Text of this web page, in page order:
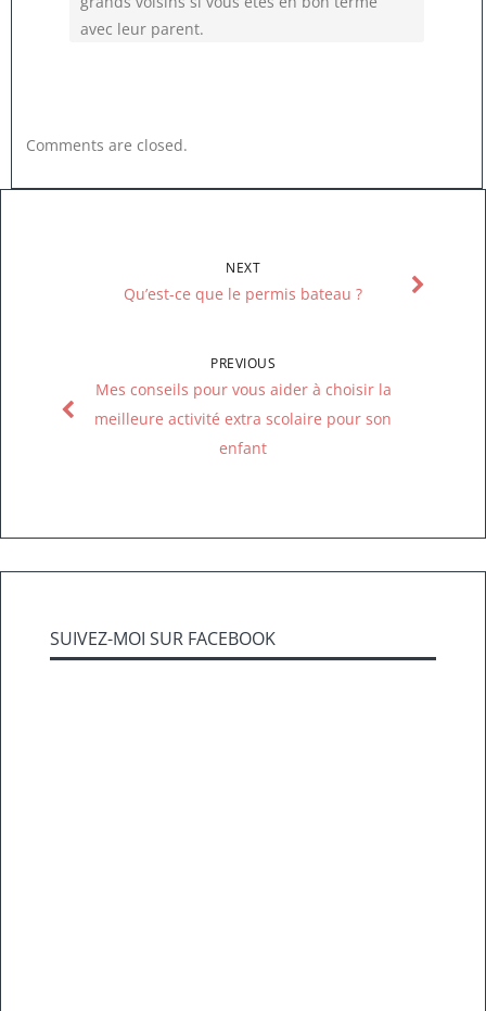
avec leur parent.
Comments are closed.
NEXT
Qu’est-ce que le permis bateau ?
PREVIOUS
Mes conseils pour vous aider à choisir la
meilleure activité extra scolaire pour son
enfant
SUIVEZ-MOI SUR FACEBOOK